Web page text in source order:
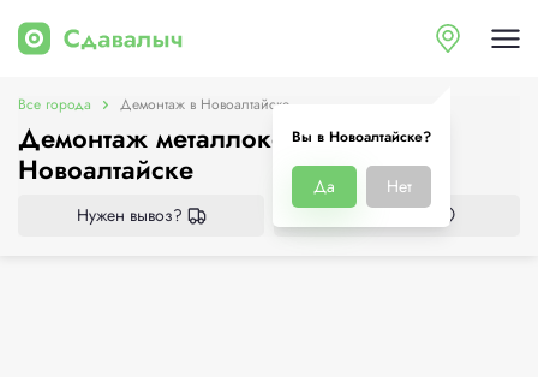
Вы в Новоалтайске?
Да Нет
Все города Демонтаж в Новоалтайске
Демонтаж металлоконструкций в
Новоалтайске
Нужен вывоз? Все приёмки